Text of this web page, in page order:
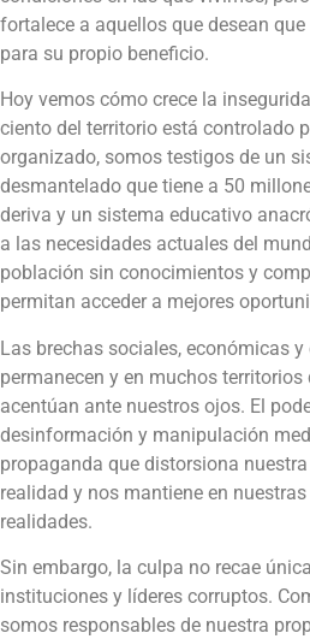
fortalece a aquellos que desean
para su propio beneficio.
Hoy vemos cómo crece la
ciento del territorio está controlado
organizado, somos testigos de un
desmantelado que tiene a 50
deriva y un sistema educativo
a las necesidades actuales del
población sin conocimientos y
permitan acceder a mejores
Las brechas sociales, económicas
permanecen y en muchos territorios
acentúan ante nuestros ojos. El
desinformación y manipulación
propaganda que distorsiona
realidad y nos mantiene en
realidades.
Sin embargo, la culpa no recae
instituciones y líderes corruptos.
somos responsables de nuestra